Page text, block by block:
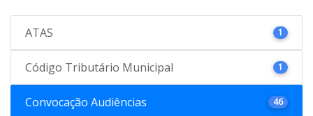
ATAS 1
Código Tributário Municipal 1
Convocação Audiências 46